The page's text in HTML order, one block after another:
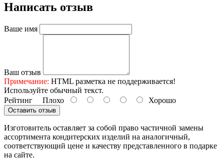
Написать отзыв
Ваше имя
Ваш отзыв
Примечание: HTML разметка не поддерживается!
Используйте обычный текст.
Рейтинг Плохо Хорошо
Оставить отзыв
Изготовитель оставляет за собой право частичной замены
ассортимента кондитерских изделий на аналогичный,
соответствующий цене и качеству представленного в подарке
на сайте.